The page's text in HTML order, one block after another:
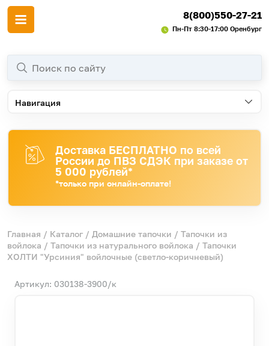
8(800)550-27-21
Пн-Пт 8:30-17:00 Оренбург
Навигация
Доставка БЕСПЛАТНО по всей
России до ПВЗ СДЭК при заказе от
5 000 рублей*
*только при онлайн-оплате!
Главная / Каталог / Домашние тапочки / Тапочки из
войлока / Тапочки из натурального войлока / Тапочки
ХОЛТИ "Урсиния" войлочные (светло-коричневый)
Артикул: 030138-3900/к